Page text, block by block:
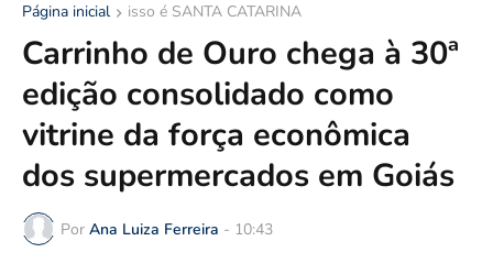
Página inicial isso é SANTA CATARINA
Carrinho de Ouro chega à 30ª
edição consolidado como
vitrine da força econômica
dos supermercados em Goiás
Por Ana Luiza Ferreira - 10:43